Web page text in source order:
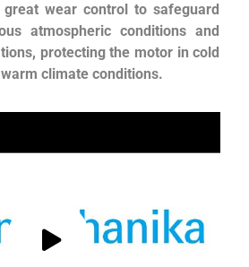
great wear control to safeguard
atmospheric conditions and
protecting the motor in cold
climate conditions.